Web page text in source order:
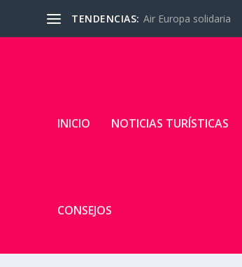
TENDENCIAS: Air Europa solidaria
INICIO NOTICIAS TURÍSTICAS
CONSEJOS